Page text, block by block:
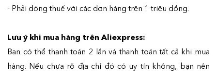
- Phải đóng thuế với các đơn hàng trên 1 triệu đồng.
Lưu ý khi mua hàng trên Aliexpress:
Bạn có thể thanh toán 2 lần và thanh toán tất cả khi mua
hàng. Nếu chưa rõ địa chỉ đó có uy tín không, bạn nên